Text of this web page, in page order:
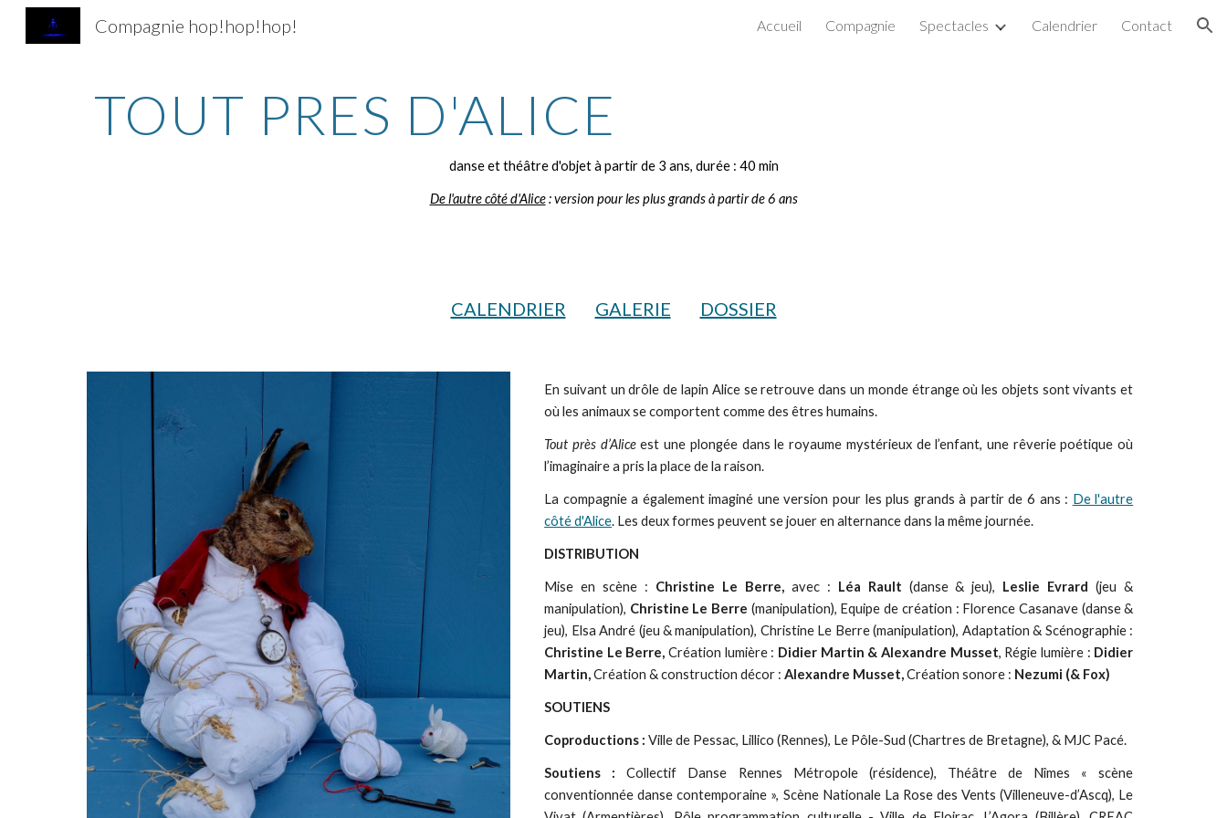
Skip to navigation
Compagnie hop!hop!hop! Accueil Compagnie Spectacles Calendrier Contact
TOUT PRES D'ALICE
danse et théâtre d'objet à partir de 3 ans, durée : 40 min
De l'autre côté d'Alice : version pour les plus grands à partir de 6 ans
CALENDRIER GALERIE DOSSIER
En suivant un drôle de lapin Alice se retrouve dans un monde étrange où les objets sont vivants et
où les animaux se comportent comme des êtres humains.
Tout près d’Aliceest une plongée dans le royaume mystérieux de l’enfant, une rêverie poétique où
l’imaginaire a pris la place de la raison.
La compagnie a également imaginé une version pour les plus grands à partir de 6 ans : De l'autre
côté d'Alice. Les deux formes peuvent se jouer en alternance dans la même journée.
DISTRIBUTION
Mise en scène : Christine Le Berre, avec : Léa Rault (danse & jeu), Leslie Evrard(jeu &
manipulation), Christine Le Berre (manipulation), Equipe de création : Florence Casanave (danse &
jeu), Elsa André (jeu & manipulation), Christine Le Berre (manipulation), Adaptation & Scénographie :
Christine Le Berre,Création lumière : Didier Martin & Alexandre Musset, Régie lumière : Didier
Martin,Création & construction décor :Alexandre Musset,Création sonore : Nezumi (& Fox)
SOUTIENS
Coproductions : Ville de Pessac, Lillico (Rennes), Le Pôle-Sud (Chartres de Bretagne), & MJC Pacé.
Soutiens : Collectif Danse Rennes Métropole (résidence), Théâtre de Nîmes « scène
conventionnée danse contemporaine », Scène Nationale La Rose des Vents (Villeneuve-d’Ascq), Le